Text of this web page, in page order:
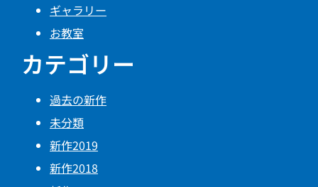
ギャラリー
お教室
カテゴリー
過去の新作
未分類
新作2019
新作2018